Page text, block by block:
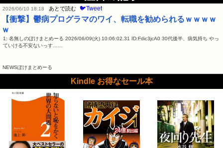
2026/06/10 18:18 あとで読む 🐦Tweet
【衝撃】鬱病プログラマのワイ、転職を勧められるｗｗｗｗ
ｗ
1: 名無しのぽけまとめーる 2026/06/09(火) 10:06:02.31 ID:Fdic3jcA0 30代後半、病気持ち やっ
ていける不安ないっす……
NEWSぽけまとめーる
Kindle お得なセール本